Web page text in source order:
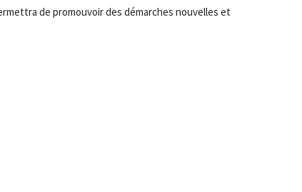
de promouvoir des démarches nouvelles et